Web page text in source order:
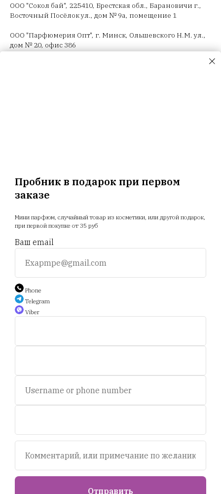
Пробник в подарок при первом
заказе
Мини парфюм, случайный товар из косметики, или другой подарок,
при первой покупке от 35 руб
Ваш email
Phone
Telegram
Viber
Отправить
ООО "Сокол бай", 225410, Брестская обл., Барановичи г.,
Восточный Посёлок ул., дом № 9а, помещение 1
ООО "Парфюмерия Опт", г. Минск, Ольшевского Н.М. ул.,
дом № 20, офис 386
Акции Отзывы
+375 25 794 81 89